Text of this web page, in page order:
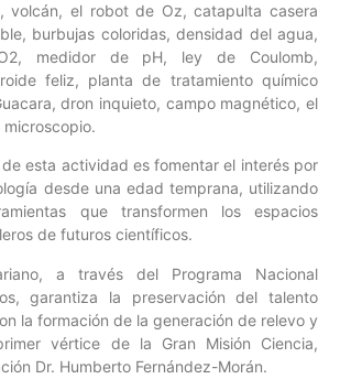
volcán, el robot de Oz, catapulta casera
burbujas coloridas, densidad del agua,
medidor de pH, ley de Coulomb,
feliz, planta de tratamiento químico
dron inquieto, campo magnético, el
esta actividad es fomentar el interés por
desde una edad temprana, utilizando
que transformen los espacios
de futuros científicos.
a través del Programa Nacional
garantiza la preservación del talento
la formación de la generación de relevo y
vértice de la Gran Misión Ciencia,
Dr. Humberto Fernández-Morán.